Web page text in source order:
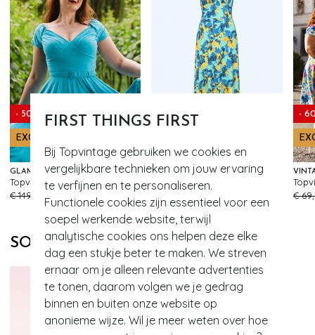
FIRST THINGS FIRST
Bij Topvintage gebruiken we cookies en
vergelijkbare technieken om jouw ervaring
te verfijnen en te personaliseren.
Functionele cookies zijn essentieel voor een
soepel werkende website, terwijl
analytische cookies ons helpen deze elke
dag een stukje beter te maken. We streven
ernaar om je alleen relevante advertenties
te tonen, daarom volgen we je gedrag
binnen en buiten onze website op
anonieme wijze. Wil je meer weten over hoe
- 50%
EXCLUSIEF
GLAMOUR BUNNY
Topvintage exclusive ~ Marilyn swing jurk in hemelsblauw
€ 149,95
282
- 50%
VINTAGE CHIC FOR TOPVINTAGE
-
€
SOORTGELIJKE PRODUCTEN